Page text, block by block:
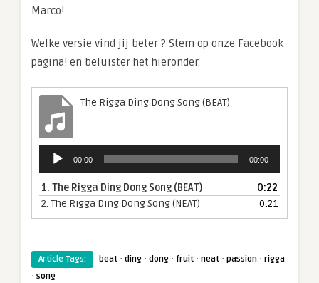
Marco!
Welke versie vind jij beter ? Stem op onze Facebook
pagina! en beluister het hieronder.
The Rigga Ding Dong Song (BEAT)
Audiospeler
00:00 00:00
1. The Rigga Ding Dong Song (BEAT)
0:22
2. The Rigga Ding Dong Song (NEAT) 0:21
Article Tags: beat · ding · dong · fruit · neat · passion · rigga
· song